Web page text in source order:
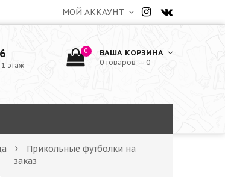
МОЙ АККАУНТ
1 этаж
0 ВАША КОРЗИНА
0 товаров — 0
Прикольные футболки на
заказ